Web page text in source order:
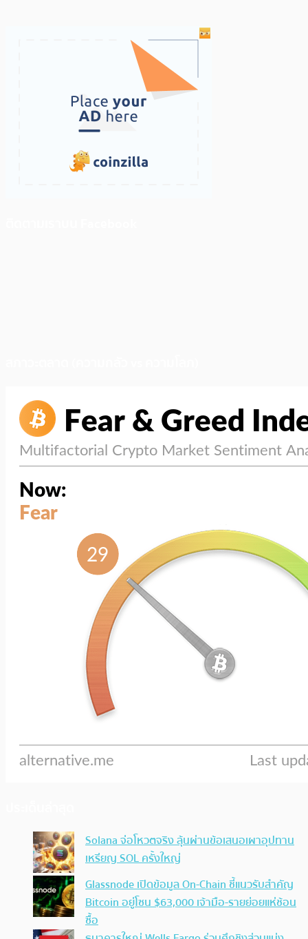
Solana จ่อโหวตจริง ลุ้นผ่านข้อเสนอเผาอุปทาน
เหรียญ SOL ครั้งใหญ่
Glassnode เปิดข้อมูล On-Chain ชี้แนวรับสำคัญ
Bitcoin อยู่โซน $63,000 เจ้ามือ-รายย่อยแห่ช้อน
ซื้อ